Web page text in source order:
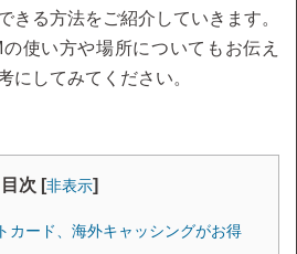
きる方法をご紹介していきます。
使い方や場所についてもお伝え
にしてみてください。
目次 [非表示]
カード、海外キャッシングがお得